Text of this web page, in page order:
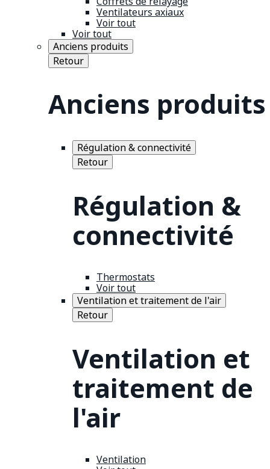
Ventilateurs axiaux
Voir tout
Voir tout
Anciens produits
Retour
Anciens produits
Régulation & connectivité
Retour
Régulation &
connectivité
Thermostats
Voir tout
Ventilation et traitement de l'air
Retour
Ventilation et
traitement de
l'air
Ventilation